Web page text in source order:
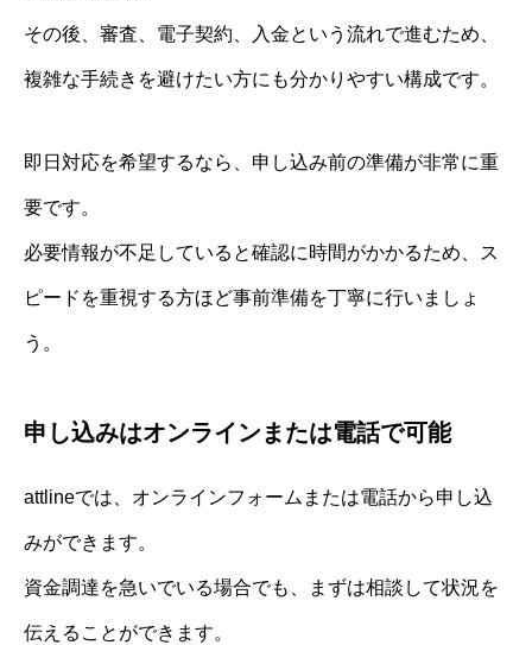
その後、審査、電子契約、入金という流れで進むため、
複雑な手続きを避けたい方にも分かりやすい構成です。
即日対応を希望するなら、申し込み前の準備が非常に重
要です。
必要情報が不足していると確認に時間がかかるため、ス
ピードを重視する方ほど事前準備を丁寧に行いましょ
う。
申し込みはオンラインまたは電話で可能
attlineでは、オンラインフォームまたは電話から申し込
みができます。
資金調達を急いでいる場合でも、まずは相談して状況を
伝えることができます。